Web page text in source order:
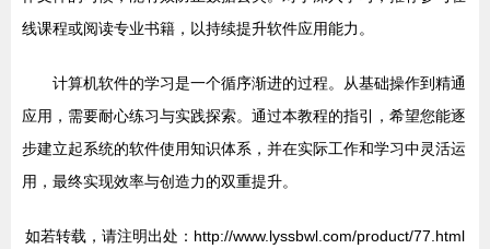
线课程或阅读专业书籍，以持续提升软件应用能力。
计算机软件的学习是一个循序渐进的过程。从基础操作到精通
应用，需要耐心练习与实践探索。通过本教程的指引，希望您能逐
步建立起系统的软件使用知识体系，并在实际工作和学习中灵活运
用，最终实现效率与创造力的双重提升。
如若转载，请注明出处：http://www.lyssbwl.com/product/77.html